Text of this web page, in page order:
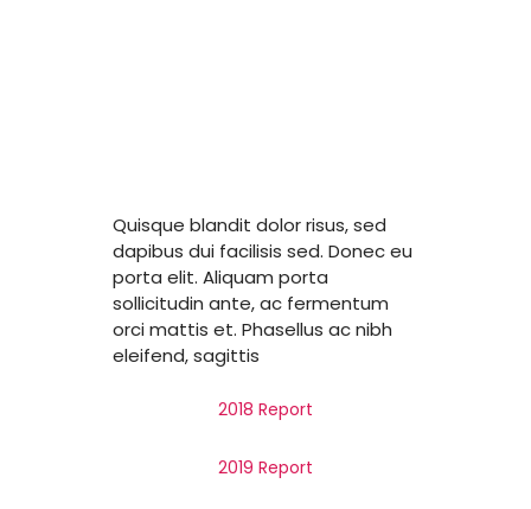
Quisque blandit dolor risus, sed
dapibus dui facilisis sed. Donec eu
porta elit. Aliquam porta
sollicitudin ante, ac fermentum
orci mattis et. Phasellus ac nibh
eleifend, sagittis
2018 Report
2019 Report